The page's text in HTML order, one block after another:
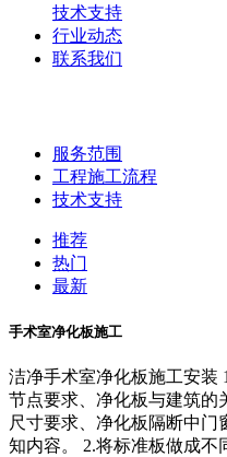
技术支持
行业动态
联系我们
服务范围
工程施工流程
技术支持
推荐
热门
最新
手术室净化板施工
洁净手术室净化板施工安装
节点要求、净化板与建筑的
尺寸要求、净化板隔断中门
知内容。 2.将标准板做成